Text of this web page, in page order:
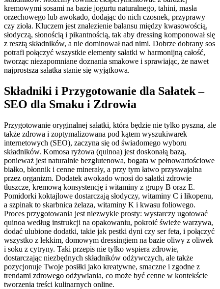
kremowymi sosami na bazie jogurtu naturalnego, tahini, masła
orzechowego lub awokado, dodając do nich czosnek, przyprawy
czy zioła. Kluczem jest znalezienie balansu między kwasowością,
słodyczą, słonością i pikantnością, tak aby dressing komponował się
z resztą składników, a nie dominował nad nimi. Dobrze dobrany sos
potrafi połączyć wszystkie elementy sałatki w harmonijną całość,
tworząc niezapomniane doznania smakowe i sprawiając, że nawet
najprostsza sałatka stanie się wyjątkowa.
Składniki i Przygotowanie dla Sałatek –
SEO dla Smaku i Zdrowia
Przygotowanie oryginalnej sałatki, która będzie nie tylko pyszna, ale
także zdrowa i zoptymalizowana pod kątem wyszukiwarek
internetowych (SEO), zaczyna się od świadomego wyboru
składników. Komosa ryżowa (quinoa) jest doskonałą bazą,
ponieważ jest naturalnie bezglutenowa, bogata w pełnowartościowe
białko, błonnik i cenne minerały, a przy tym łatwo przyswajalna
przez organizm. Dodatek awokado wnosi do sałatki zdrowie
tłuszcze, kremową konsystencję i witaminy z grupy B oraz E.
Pomidorki koktajlowe dostarczają słodyczy, witaminy C i likopenu,
a szpinak to skarbnica żelaza, witaminy K i kwasu foliowego.
Proces przygotowania jest niezwykle prosty: wystarczy ugotować
quinoa według instrukcji na opakowaniu, pokroić świeże warzywa,
dodać ulubione dodatki, takie jak pestki dyni czy ser feta, i połączyć
wszystko z lekkim, domowym dressingiem na bazie oliwy z oliwek
i soku z cytryny. Taki przepis nie tylko wspiera zdrowie,
dostarczając niezbędnych składników odżywczych, ale także
pozycjonuje Twoje posiłki jako kreatywne, smaczne i zgodne z
trendami zdrowego odżywiania, co może być cenne w kontekście
tworzenia treści kulinarnych online.